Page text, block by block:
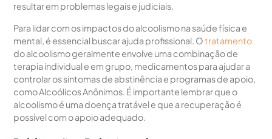
resultar em problemas legais e judiciais.
Para lidar com os impactos do alcoolismo na saúde física e
mental, é essencial buscar ajuda profissional. Otratamento
do alcoolismo geralmente envolve uma combinação de
terapia individual e em grupo, medicamentos para ajudar a
controlar os sintomas de abstinência e programas de apoio,
como Alcoólicos Anônimos. É importante lembrar que o
alcoolismo é uma doença tratável e que a recuperação é
possível com o apoio adequado.